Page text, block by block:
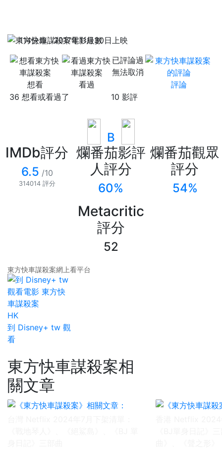
114分鐘 2017年11月30日上映
想看 看過
已評論過
無法取消
評論
36 想看或看過了
10 影評
B
IMDb評分
6.5 /10
314014 評分
爛番茄影評
人評分
60%
爛番茄觀眾
評分
54%
Metacritic
評分
52
東方快車謀殺案網上看平台
HK
到 Disney+ tw 觀
看
東方快車謀殺案相
關文章